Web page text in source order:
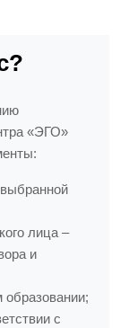
«ЭГО»
лица –
и
с